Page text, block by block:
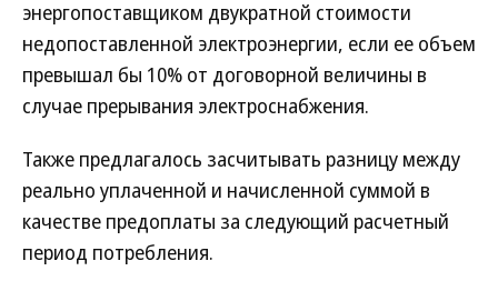
энергопоставщиком двукратной стоимости
недопоставленной электроэнергии, если ее объем
превышал бы 10% от договорной величины в
случае прерывания электроснабжения.
Также предлагалось засчитывать разницу между
реально уплаченной и начисленной суммой в
качестве предоплаты за следующий расчетный
период потребления.